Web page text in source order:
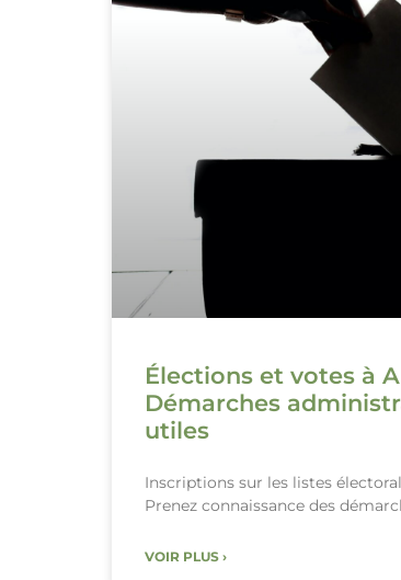
Élections et votes à
Démarches
utiles
Inscriptions sur les listes
Prenez connaissance des
VOIR PLUS ›